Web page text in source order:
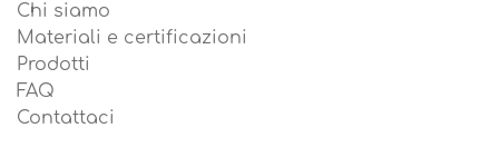
Chi siamo
Materiali e certificazioni
Prodotti
FAQ
Contattaci